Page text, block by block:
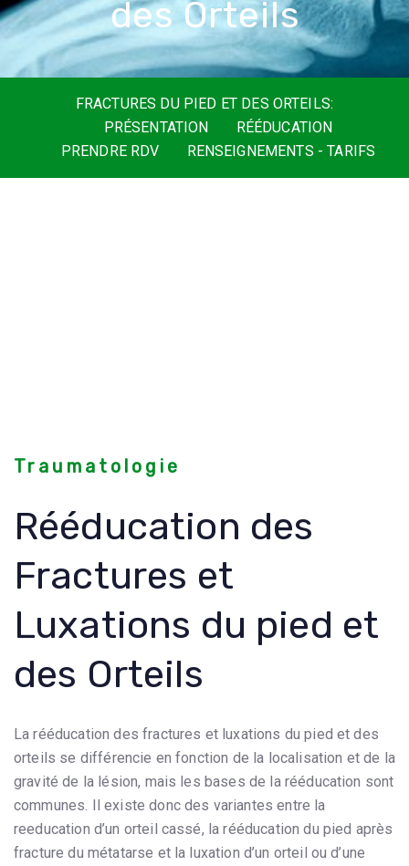
des Orteils
FRACTURES DU PIED ET DES ORTEILS:
PRÉSENTATION
RÉÉDUCATION
PRENDRE RDV
RENSEIGNEMENTS - TARIFS
Traumatologie
Rééducation des
Fractures et
Luxations du pied et
des Orteils
La rééducation des fractures et luxations du pied et des
orteils se différencie en fonction de la localisation et de la
gravité de la lésion, mais les bases de la rééducation sont
communes. Il existe donc des variantes entre la
reeducation d’un orteil cassé, la rééducation du pied après
fracture du métatarse et la luxation d’un orteil ou d’une